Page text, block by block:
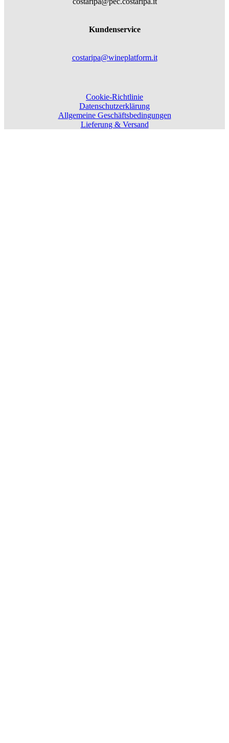
Kundenservice
costaripa@wineplatform.it
Cookie-Richtlinie
Datenschutzerklärung
Allgemeine Geschäftsbedingungen
Lieferung & Versand